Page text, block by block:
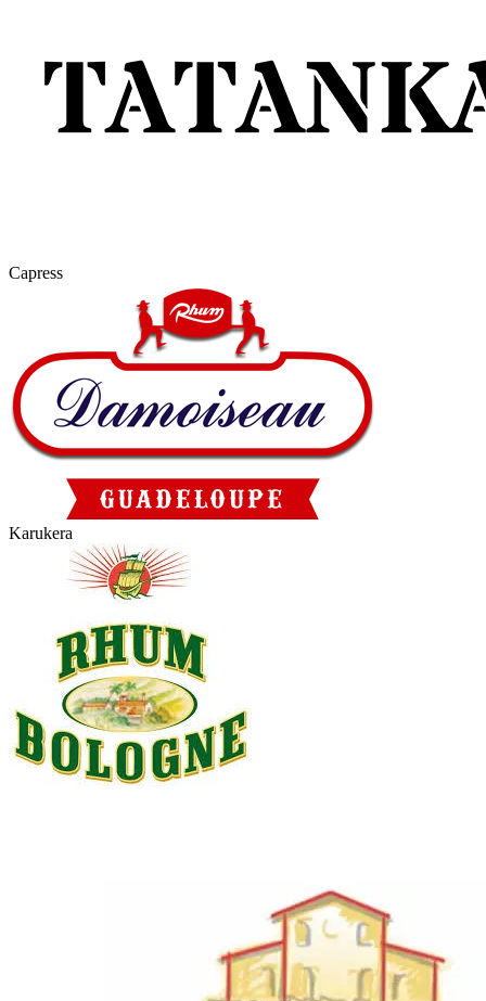
Capress
Karukera